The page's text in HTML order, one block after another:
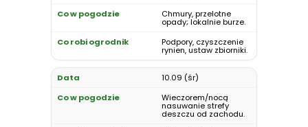
Chmury, przelotne
opady; lokalnie burze.
Podpory, czyszczenie
rynien, ustaw zbiorniki.
10.09 (śr)
Wieczorem/nocą
nasuwanie strefy
deszczu od zachodu.